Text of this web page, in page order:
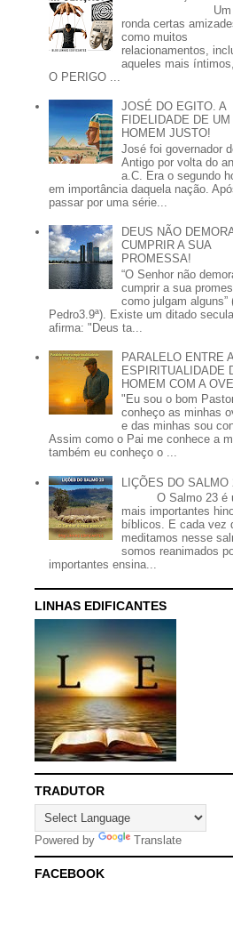
Um
ronda certas
como muitos
relacionamentos,
aqueles mais
O PERIGO ...
JOSÉ DO EGITO. A
FIDELIDADE DE UM
HOMEM JUSTO!
José foi governador
Antigo por volta do
a.C. Era o segundo
em importância daquela nação.
passar por uma série...
DEUS NÃO
CUMPRIR A SUA
PROMESSA!
“O Senhor não
cumprir a sua
como julgam alguns”
Pedro3.9ª). Existe um ditado
afirma: "Deus ta...
PARALELO ENTRE A
ESPIRITUALIDADE
HOMEM COM A
"Eu sou o bom
conheço as minhas
e das minhas sou
Assim como o Pai me conhece a
também eu conheço o ...
LIÇÕES DO SALMO
O Salmo 23 é
mais importantes
bíblicos. E cada vez
meditamos nesse
somos reanimados
importantes ensina...
LINHAS EDIFICANTES
TRADUTOR
Powered by Translate
FACEBOOK